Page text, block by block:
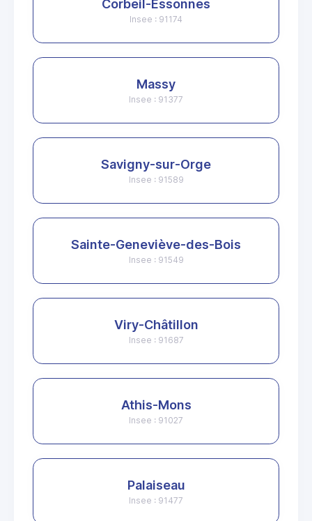
Corbeil-Essonnes
Insee : 91174
Massy
Insee : 91377
Savigny-sur-Orge
Insee : 91589
Sainte-Geneviève-des-Bois
Insee : 91549
Viry-Châtillon
Insee : 91687
Athis-Mons
Insee : 91027
Palaiseau
Insee : 91477